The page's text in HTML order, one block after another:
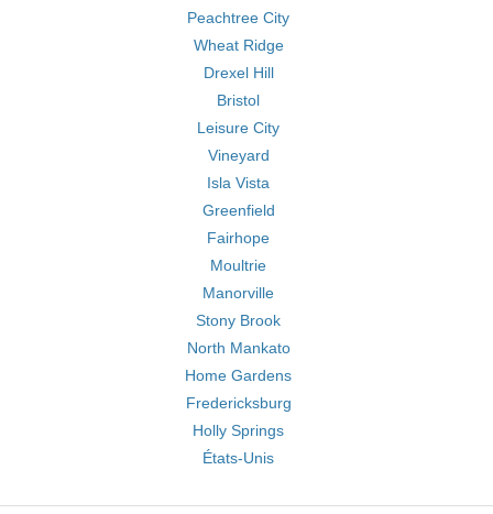
Peachtree City
Wheat Ridge
Drexel Hill
Bristol
Leisure City
Vineyard
Isla Vista
Greenfield
Fairhope
Moultrie
Manorville
Stony Brook
North Mankato
Home Gardens
Fredericksburg
Holly Springs
États-Unis